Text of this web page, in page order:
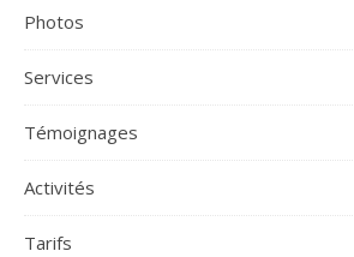
Photos
Services
Témoignages
Activités
Tarifs